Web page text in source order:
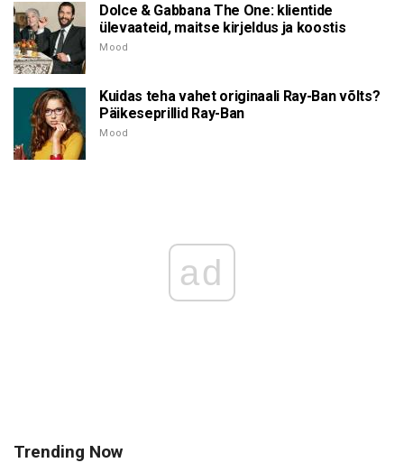
Dolce & Gabbana The One: klientide
ülevaateid, maitse kirjeldus ja koostis
Mood
Kuidas teha vahet originaali Ray-Ban võlts?
Päikeseprillid Ray-Ban
Mood
ad
Trending Now